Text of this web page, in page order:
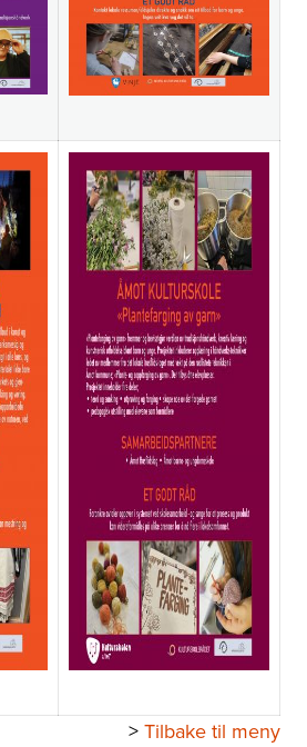
> Tilbake til meny